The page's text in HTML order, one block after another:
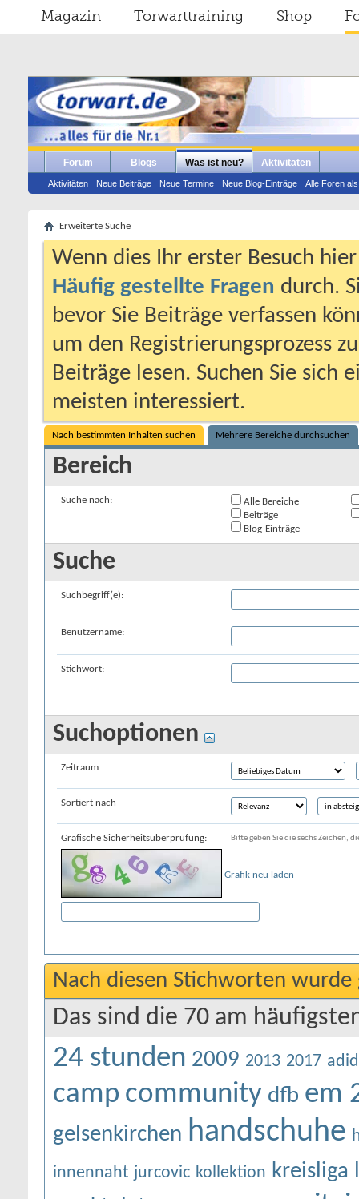
Magazin Torwarttraining Shop
Forum Blogs Was ist neu?
Aktivitäten Neue Beiträge Neue Termine Neue Blog-Einträge Alle Foren
Aktivitäten
Erweiterte Suche
Wenn dies Ihr erster Besuch
Häufig gestellte Fragen durch.
bevor Sie Beiträge verfassen
um den Registrierungsprozess
Beiträge lesen. Suchen Sie sich
meisten interessiert.
Nach bestimmten Inhalten suchen Mehrere Bereiche durchsuchen
Bereich
Suche nach:
Alle Bereiche
Beiträge
Blog-Einträge
Suche
Suchbegriff(e):
Benutzername:
Stichwort:
Suchoptionen
Zeitraum
Sortiert nach
Grafische Sicherheitsüberprüfung: Bitte geben Sie die sechs Zeichen,
Grafik neu laden
Nach diesen Stichworten wurde
Das sind die 70 am
24 stunden 2009 2013 2017
camp community dfb em
gelsenkirchen handschuhe
innennaht jurcovic kollektion kreisliga